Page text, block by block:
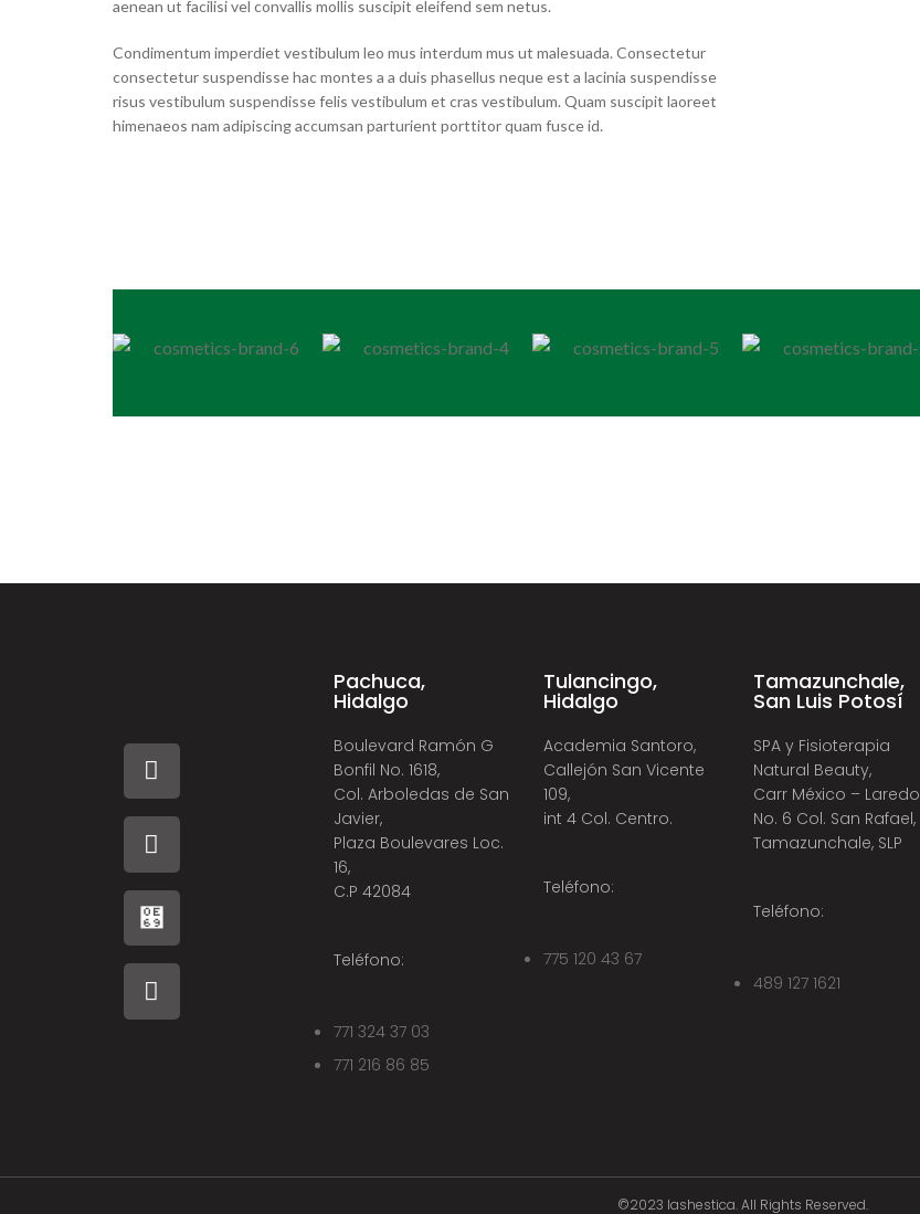
aenean ut facilisi vel convallis mollis suscipit eleifend sem netus.
Condimentum imperdiet vestibulum leo mus interdum mus ut malesuada. Consectetur
consectetur suspendisse hac montes a a duis phasellus neque est a lacinia suspendisse
risus vestibulum suspendisse felis vestibulum et cras vestibulum. Quam suscipit laoreet
himenaeos nam adipiscing accumsan parturient porttitor quam fusce id.
Pachuca,
Hidalgo
Boulevard Ramón G
Bonfil No. 1618,
Col. Arboledas de San
Javier,
Plaza Boulevares Loc.
16,
C.P 42084
Teléfono:
771 324 37 03
771 216 86 85
Tulancingo,
Hidalgo
Academia Santoro,
Callejón San Vicente
109,
int 4 Col. Centro.
Teléfono:
775 120 43 67
Tamazunchale,
San Luis Potosí
SPA y Fisioterapia
Natural Beauty,
Carr México – Laredo
No. 6 Col. San Rafael,
Tamazunchale, SLP
Teléfono:
489 127 1621
©2023 lashestica. All Rights Reserved.